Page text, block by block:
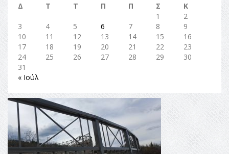
Δ
Τ Τ Π Π Σ
Κ
1
2
3
4 5 6 7 8
9
10
11 12 13 14 15
16
17
18 19 20 21 22
23
24
25 26 27 28 29
30
31
« Ιούλ